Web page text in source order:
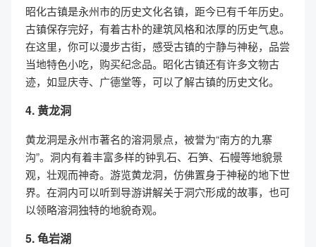
昭化古镇是永州市的历史文化名镇，距今已有千年历史。
古镇保存完好，有着古朴的建筑风格和浓厚的历史气息。
在这里，你可以漫步古街，感受古镇的宁静与神秘，品尝
当地特色小吃，购买纪念品。昭化古镇还有许多文物古
迹，如显庆寺、广德堂等，可以了解古镇的历史文化。
4. 黄龙洞
黄龙洞是永州市著名的溶洞景点，被誉为“南方的九寨
沟”。洞内有着丰富多样的钟乳石、石笋、石幔等地貌景
观，壮观而神奇。游览黄龙洞，仿佛置身于神秘的地下世
界。在洞内可以听到导游讲解关于洞穴形成的故事，也可
以领略溶洞独特的地貌奇观。
5. 龟岩湖